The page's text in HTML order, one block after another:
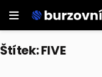
Štítek:FIVE